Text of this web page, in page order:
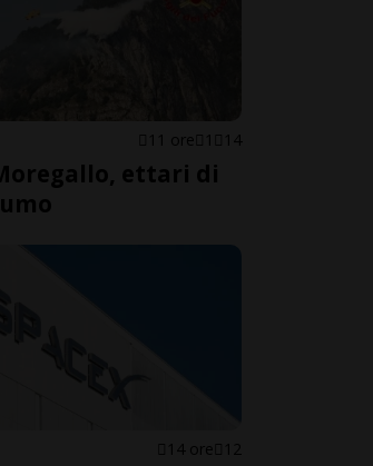
11 ore 1 14
ettari di
14 ore 12